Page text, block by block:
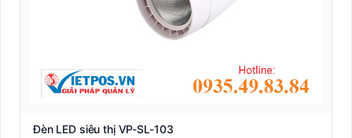
Đèn LED siêu thị VP-SL-103